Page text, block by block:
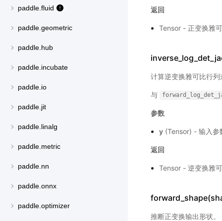
paddle.fluid
paddle.geometric
paddle.hub
paddle.incubate
paddle.io
paddle.jit
paddle.linalg
paddle.metric
paddle.nn
paddle.onnx
paddle.optimizer
返回
Tensor - 正变换雅
计算逆变换雅可比行
与
参数
y(Tensor) - 输入参
返回
Tensor - 逆变换雅
推断正变换输出形状。